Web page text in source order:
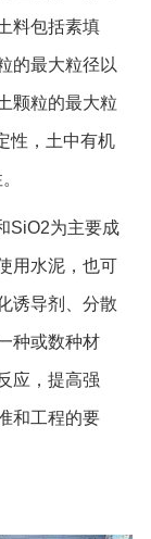
料包括素填
的最大粒径以
颗粒的最大粒
性，土中有机
SiO2为主要成
用水泥，也可
诱导剂、分散
种或数种材
应，提高强
和工程的要